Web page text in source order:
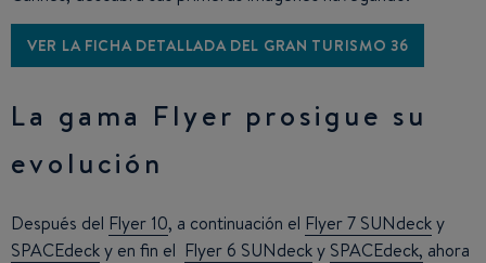
VER LA FICHA DETALLADA DEL GRAN TURISMO 36
La gama Flyer prosigue su
evolución
Después del Flyer 10, a continuación el Flyer 7 SUNdecky
SPACEdecky en fin el Flyer 6 SUNdecky SPACEdeck, ahora